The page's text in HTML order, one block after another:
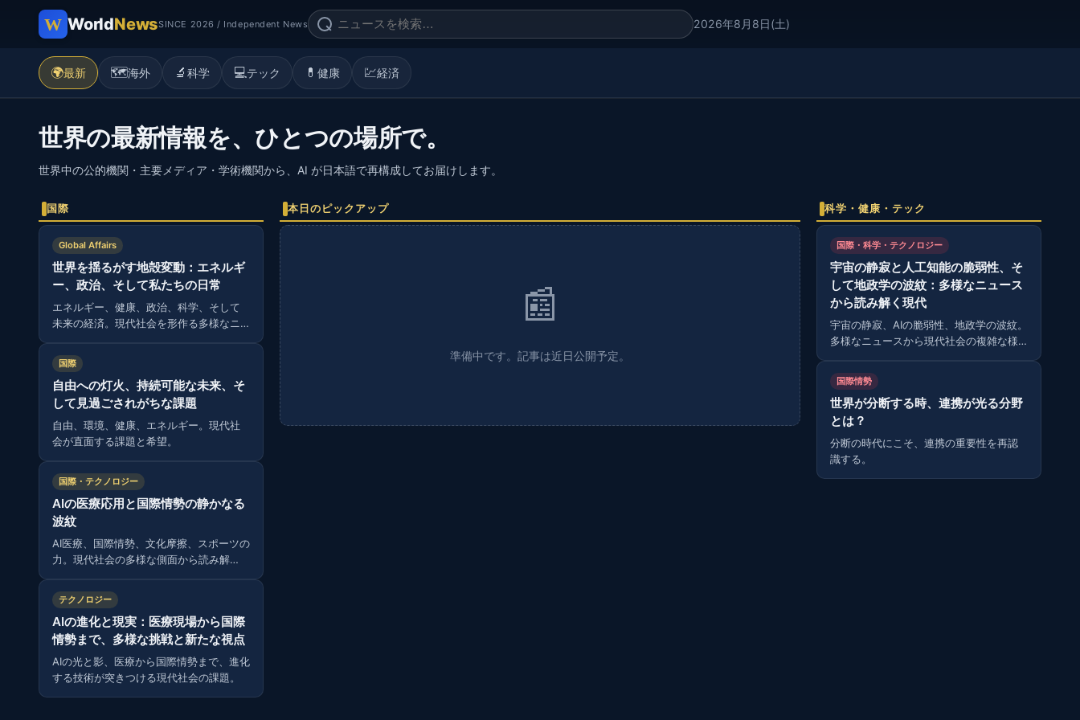
WorldNewsSINCE 2026 / Independent News 2026年8月8日(土)
🌍最新 🗺️海外 🔬 科学 💻テック 💊 健康 💹経済
世界の最新情報を、ひとつの場所で。
世界中の公的機関・主要メディア・学術機関から、AI が日本語で再構成してお届けします。
国際
Global Affairs
世界を揺るがす地殻変動：エネルギ
ー、政治、そして私たちの日常
エネルギー、健康、政治、科学、そして
未来の経済。現代社会を形作る多様なニ
点。
国際
自由への灯火、持続可能な未来、そ
して見過ごされがちな課題
自由、環境、健康、エネルギー。現代社
会が直面する課題と希望。
国際・テクノロジー
AIの医療応用と国際情勢の静かなる
波紋
AI医療、国際情勢、文化摩擦、スポーツの
力。現代社会の多様な側面から読み解
テクノロジー
AIの進化と現実：医療現場から国際
情勢まで、多様な挑戦と新たな視点
AIの光と影、医療から国際情勢まで、進化
する技術が突きつける現代社会の課題。
本日のピックアップ
📰
準備中です。記事は近日公開予定。
科学・健康・テック
国際・科学・テクノロジー
宇宙の静寂と人工知能の脆弱性、そ
して地政学の波紋：多様なニュース
から読み解く現代
宇宙の静寂、AIの脆弱性、地政学の波紋。
多様なニュースから現代社会の複雑な様
国際情勢
世界が分断する時、連携が光る分野
とは？
分断の時代にこそ、連携の重要性を再認
識する。